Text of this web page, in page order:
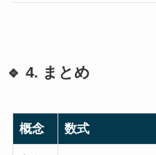
🔹 4. まとめ
概念 数式